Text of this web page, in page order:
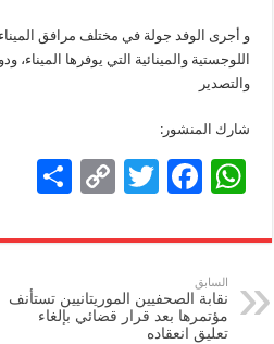
و أجرى الوفد جولة في مختلف مرافق
اللوجستية والمينائية التي يوفرها
والتصدير
شارك المنشور:
W
at
sA
p
F
e
o
T
tt
er
C
p
Li
ar
e
السابق
نقابة الصحفيين الموريتانيين تستأنف
مؤتمرها بعد قرار قضائي بإلغاء
تعليق انعقاده